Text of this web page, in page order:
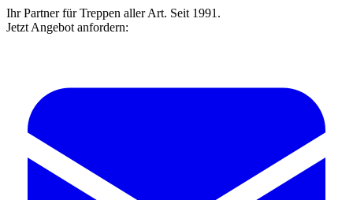
Ihr Partner für Treppen aller Art. Seit 1991.
Jetzt Angebot anfordern: